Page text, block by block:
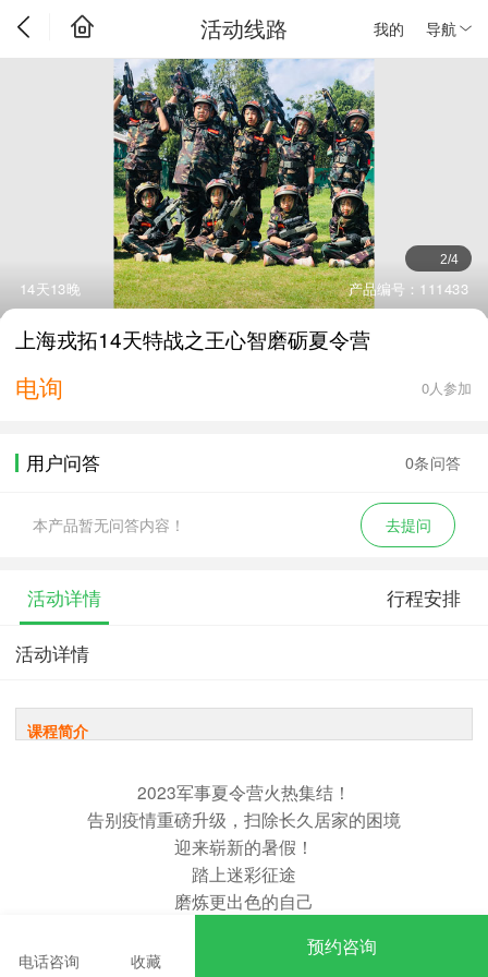
我的 导航
活动线路
2/4
14天13晚 产品编号：111433
上海戎拓14天特战之王心智磨砺夏令营
电询 0人参加
用户问答 0条问答
本产品暂无问答内容！ 去提问
活动详情 行程安排
活动详情
课程简介
2023军事夏令营火热集结！
告别疫情重磅升级，扫除长久居家的困境
迎来崭新的暑假！
踏上迷彩征途
磨炼更出色的自己
艰苦奋斗的军人之旅
电话咨询 收藏
预约咨询